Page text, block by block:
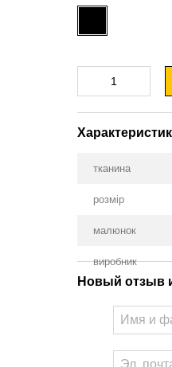
тканина
розмір
малюнок
виробник
Новый отзыв